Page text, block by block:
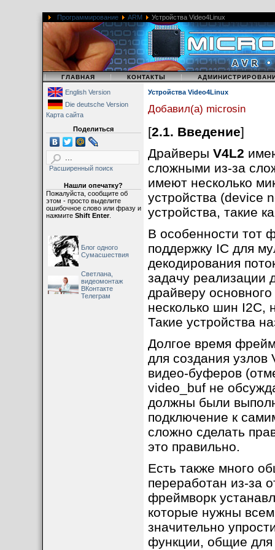
Программирование ARM Устройства Video4Linux
| ГЛАВНАЯ | КОНТАКТЫ |
English Version
Die deutsche Version
Карта сайта
Поделиться
Расширенный поиск
Нашли опечатку?
Пожалуйста, сообщите об
этом - просто выделите
ошибочное слово или фразу и
нажмите Shift Enter.
Блог одного
Сумасшествия
Светлана,
видеомонтаж
ВКонтакте
Телеграм
Устройства Video4Linux
Добавил(а) microsin
[2.1. Введение]
Драйверы V4L2
сложными из-за
имеют несколько
устройства (device
устройства, такие
В особенности тот
поддержку IC для
декодирования
задачу реализации
драйверу
несколько шин I2C,
Такие устройства
Долгое время
для создания узлов
видео-буферов
video_buf не
должны были
подключение к
сложно сделать
это правильно.
Есть также много
переработан из-за
фреймворк
которые нужны
значительно
функции, общие для
Заголовочный
следующих
системы).
Для SDK LuckFox:
~/luckfox-
pico/sysdrv/
Для Ubuntu 24.04.3
/usr/src/linux-
Структуры
Ubuntu linux-hwe-
исключением
меньше памяти (32
дополнительные